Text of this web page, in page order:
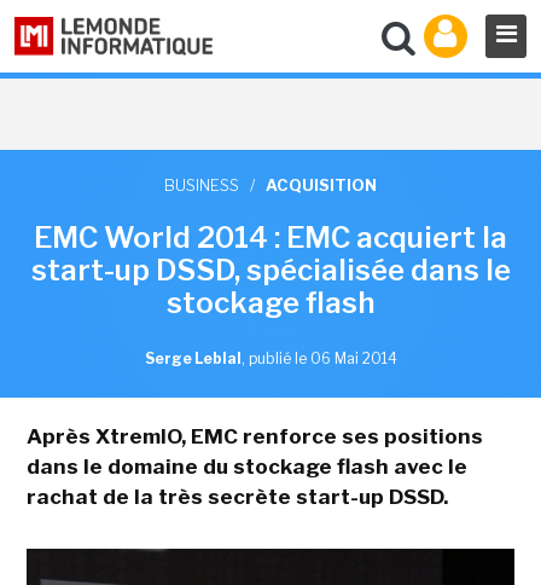
BUSINESS / ACQUISITION
EMC World 2014 : EMC acquiert la
start-up DSSD, spécialisée dans le
stockage flash
Serge Leblal , publié le 06 Mai 2014
Après XtremIO, EMC renforce ses positions
dans le domaine du stockage flash avec le
rachat de la très secrète start-up DSSD.